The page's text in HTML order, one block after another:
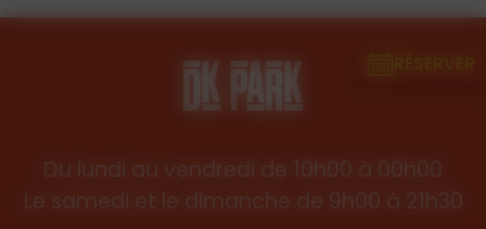
Du lundi au vendredi de 10h00 à 00h00
Le samedi et le dimanche de 9h00 à 21h30